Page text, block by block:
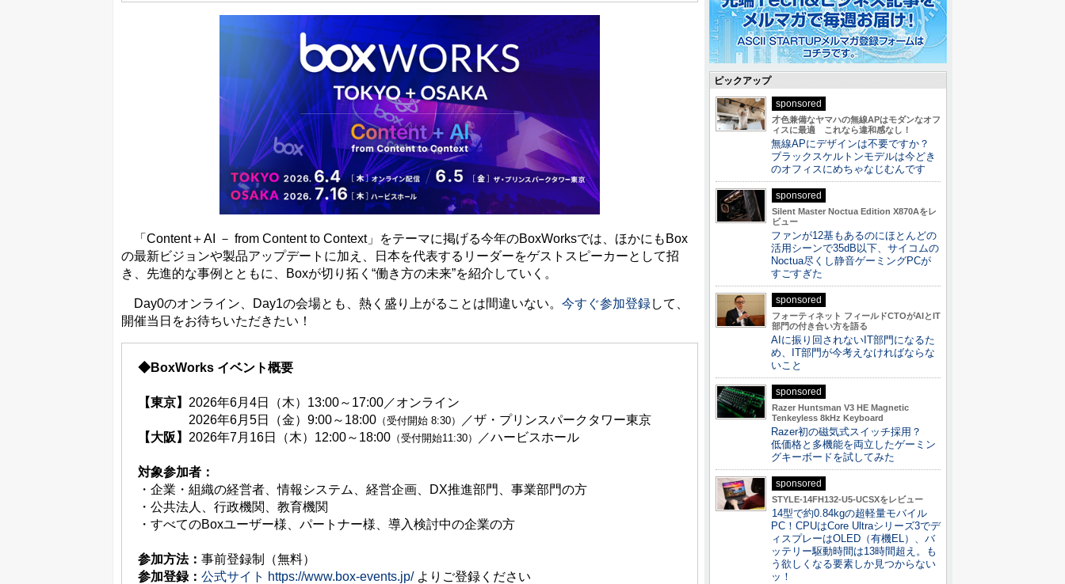
「Content＋AI － from Content to Context」をテーマに掲げる今年のBoxWorksでは、ほかにもBox
の最新ビジョンや製品アップデートに加え、日本を代表するリーダーをゲストスピーカーとして招
き、先進的な事例とともに、Boxが切り拓く“働き方の未来”を紹介していく。
Day0のオンライン、Day1の会場とも、熱く盛り上がることは間違いない。 今すぐ参加登録して、
開催当日をお待ちいただきたい！
◆BoxWorks イベント概要
【東京】 2026年6月4日（木）13:00～17:00／オンライン
2026年6月5日（金）9:00～18:00 （受付開始 8:30）
／ザ・プリンスパークタワー東京
【大阪】 2026年7月16日（木）12:00～18:00 （受付開始11:30） ／ハービスホール
対象参加者：
・企業・組織の経営者、情報システム、経営企画、DX推進部門、事業部門の方
・公共法人、行政機関、教育機関
・すべてのBoxユーザー様、パートナー様、導入検討中の企業の方
参加方法： 事前登録制（無料）
参加登録： 公式サイト https://www.box-events.jp/よりご登録ください
ピックアップ
sponsored
才色兼備なヤマハの無線APはモダンなオフ
ィスに最適 これなら違和感なし！
無線APにデザインは不要ですか？
ブラックスケルトンモデルは今どき
のオフィスにめちゃなじむんです
sponsored
Silent Master Noctua Edition X870Aをレ
ビュー
ファンが12基もあるのにほとんどの
活用シーンで35dB以下、サイコムの
Noctua尽くし静音ゲーミングPCが
すごすぎた
sponsored
フォーティネット フィールドCTOがAIとIT
部門の付き合い方を語る
AIに振り回されないIT部門になるた
め、IT部門が今考えなければならな
いこと
sponsored
Razer Huntsman V3 HE Magnetic
Tenkeyless 8kHz Keyboard
Razer初の磁気式スイッチ採用？
低価格と多機能を両立したゲーミン
グキーボードを試してみた
sponsored
STYLE-14FH132-U5-UCSXをレビュー
14型で約0.84kgの超軽量モバイル
PC！CPUはCore Ultraシリーズ3でデ
ィスプレーはOLED（有機EL）、バ
ッテリー駆動時間は13時間超え。も
う欲しくなる要素しか見つからない
ッ！